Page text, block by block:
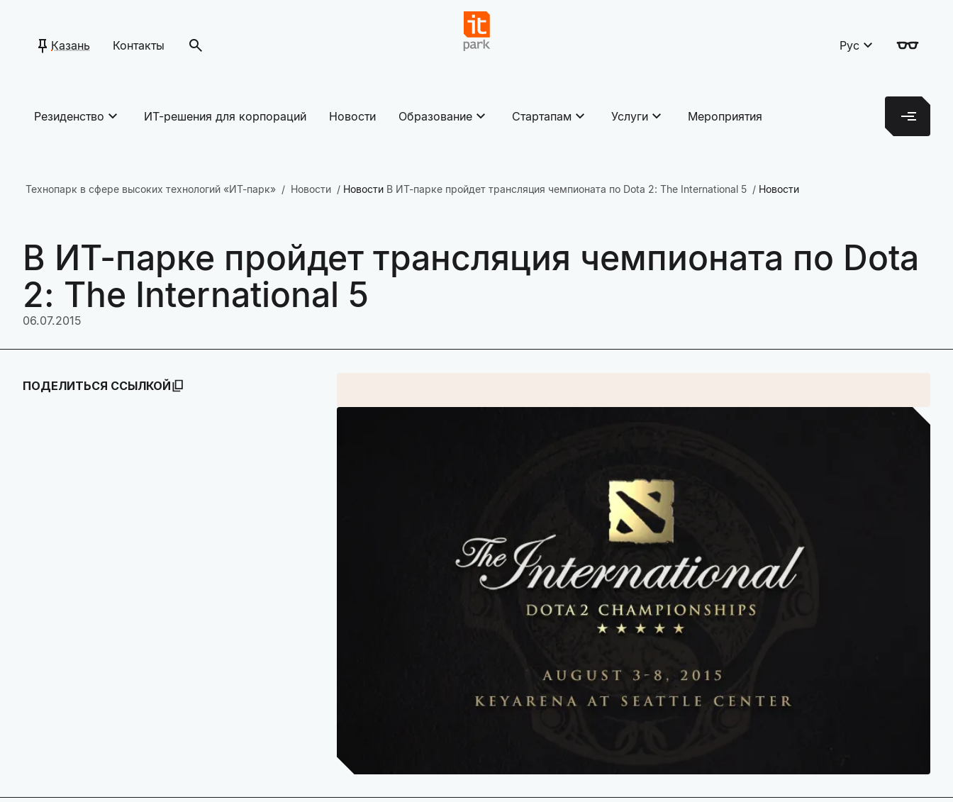
Казань Контакты Рус
Резиденство ИТ-решения для корпораций Новости Образование Стартапам Услуги Мероприятия
Технопарк в сфере высоких технологий «ИТ-парк» Новости Новости В ИТ-парке пройдет трансляция чемпионата по Dota 2: The International 5 Новости
В ИТ-парке пройдет трансляция чемпионата по Dota
2: The International 5
06.07.2015
ПОДЕЛИТЬСЯ ССЫЛКОЙ